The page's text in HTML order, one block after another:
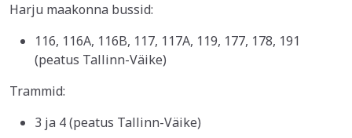
Harju maakonna bussid:
116, 116A, 116B, 117, 117A, 119, 177, 178, 191
(peatus Tallinn-Väike)
Trammid:
3 ja 4 (peatus Tallinn-Väike)